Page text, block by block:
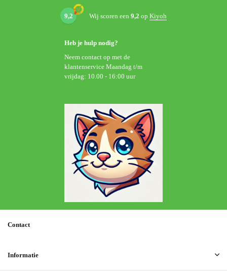
Heb je hulp nodig?
Neem contact op met de
klantenservice Maandag t/m
vrijdag: 10.00 - 16:00 uur
9,2 Wij scoren een 9,2 op Kiyoh
Informatie
Contact